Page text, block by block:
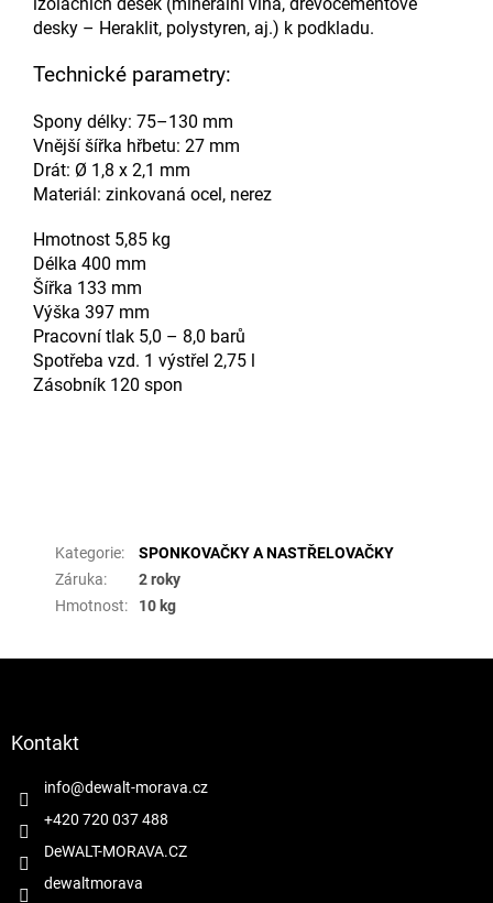
izolačních desek (minerální vlna, dřevocementové
desky – Heraklit, polystyren, aj.) k podkladu.
Technické parametry:
Spony délky: 75–130 mm
Vnější šířka hřbetu: 27 mm
Drát: Ø 1,8 x 2,1 mm
Materiál: zinkovaná ocel, nerez
Hmotnost 5,85 kg
Délka 400 mm
Šířka 133 mm
Výška 397 mm
Pracovní tlak 5,0 – 8,0 barů
Spotřeba vzd. 1 výstřel 2,75 l
Zásobník 120 spon
Kategorie:
SPONKOVAČKY A NASTŘELOVAČKY
Záruka:
2 roky
Hmotnost: 10 kg
Kontakt
info@dewalt-morava.cz
+420 720 037 488
DeWALT-MORAVA.CZ
dewaltmorava